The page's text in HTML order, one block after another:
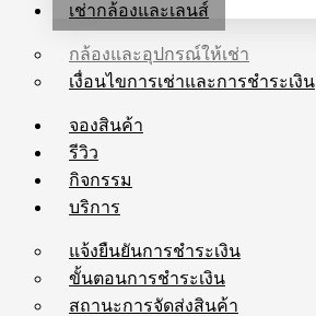
เช่ากล้องและเลนส์
กล้องและอุปกรณ์ให้เช่า
เงื่อนไขการเช่าและการชำระเงิน
จองสินค้า
รีวิว
กิจกรรม
บริการ
แจ้งยืนยันการชำระเงิน
ขั้นตอนการชำระเงิน
สถานะการจัดส่งสินค้า